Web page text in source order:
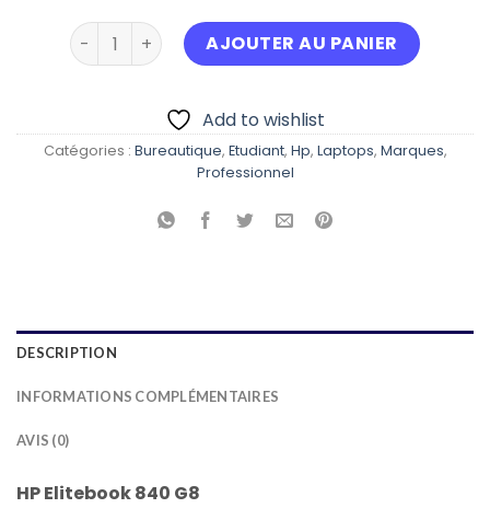
quantité de HP Elitebook 840 G8
AJOUTER AU PANIER
Add to wishlist
Catégories : Bureautique, Etudiant, Hp, Laptops, Marques,
Professionnel
DESCRIPTION
INFORMATIONS COMPLÉMENTAIRES
AVIS (0)
HP Elitebook 840 G8